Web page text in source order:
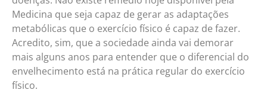
Medicina que seja capaz de gerar as adaptações
metabólicas que o exercício físico é capaz de fazer.
Acredito, sim, que a sociedade ainda vai demorar
mais alguns anos para entender que o diferencial do
envelhecimento está na prática regular do exercício
físico.